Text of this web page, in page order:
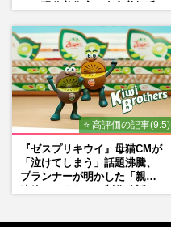
⭐ 高評価の記事(9.5)
『ゼスプリキウイ』母猫CMが
「泣けてしまう」話題沸騰、
プランナーが明かした「親に